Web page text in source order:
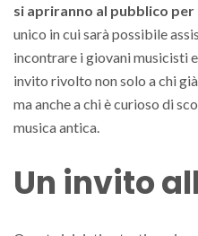
si apriranno al pubblico per
unico in cui sarà possibile
incontrare i giovani musicisti
invito rivolto non solo a chi
ma anche a chi è curioso di
musica antica.
Un invito